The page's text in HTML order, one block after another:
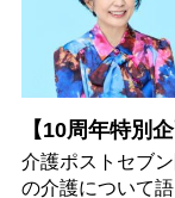
【10周年特別
介護ポストセブ
の介護について